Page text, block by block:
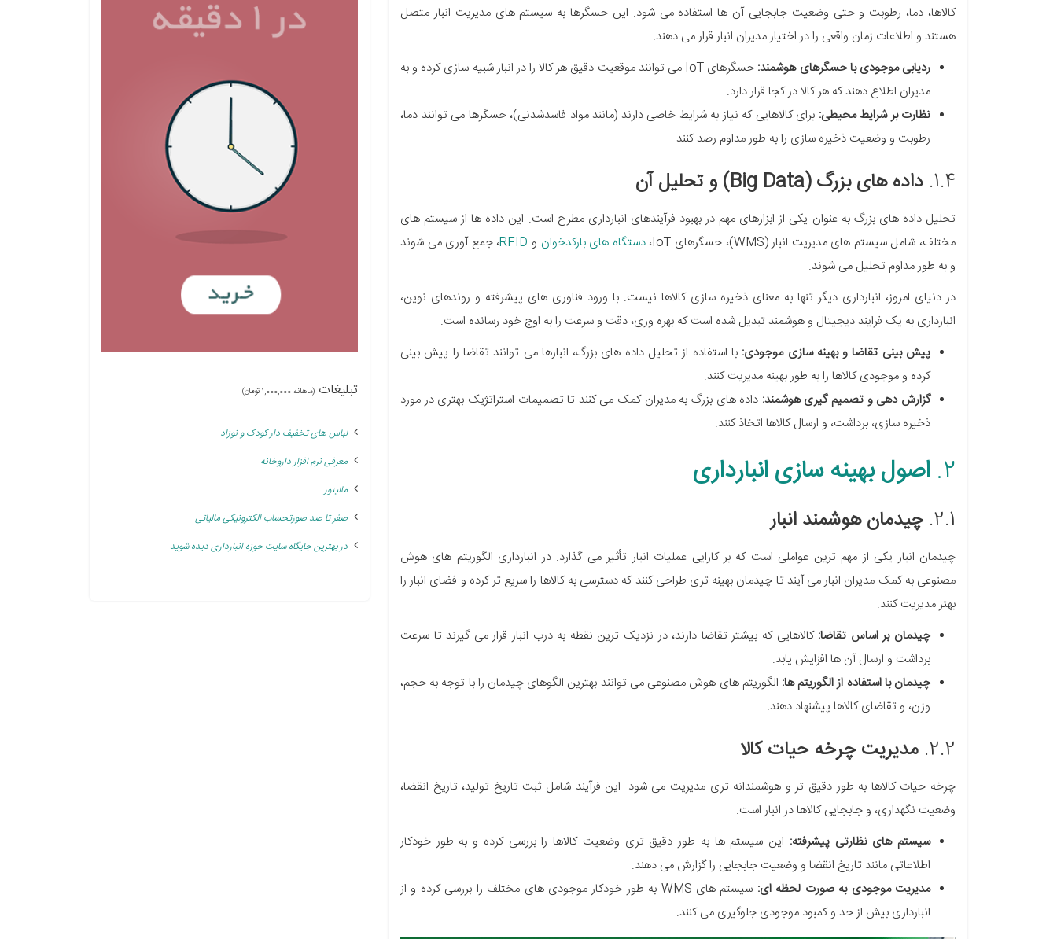
کالاها، دما، رطوبت و حتی وضعیت جابجایی آن ها استفاده می شود. این حسگرها به سیستم های مدیریت انبار متصل
هستند و اطلاعات زمان واقعی را در اختیار مدیران انبار قرار می دهند.
ردیابی موجودی با حسگرهای هوشمند:
حسگرهای IoT می توانند موقعیت دقیق هر کالا را در انبار شبیه سازی کرده و به
مدیران اطلاع دهند که هر کالا در کجا قرار دارد.
نظارت بر شرایط محیطی: برای کالاهایی که نیاز به شرایط خاصی دارند (مانند مواد فاسدشدنی)، حسگرها می توانند دما،
رطوبت و وضعیت ذخیره سازی را به طور مداوم رصد کنند.
1.4. داده های بزرگ (Big Data) و تحلیل آن
تحلیل داده های بزرگ به عنوان یکی از ابزارهای مهم در بهبود فرآیندهای انبارداری مطرح است. این داده ها از سیستم های
مختلف، شامل سیستم های مدیریت انبار (WMS)، حسگرهای IoT،
دستگاه های بارکدخوان و RFID، جمع آوری می شوند
و به طور مداوم تحلیل می شوند.
در دنیای امروز، انبارداری دیگر تنها به معنای ذخیره سازی کالاها نیست. با ورود فناوری های پیشرفته و روندهای نوین،
انبارداری به یک فرایند دیجیتال و هوشمند تبدیل شده است که بهره وری، دقت و سرعت را به اوج خود رسانده است.
پیش بینی تقاضا و بهینه سازی موجودی: با استفاده از تحلیل داده های بزرگ، انبارها می توانند تقاضا را پیش بینی
کرده و موجودی کالاها را به طور بهینه مدیریت کنند.
گزارش دهی و تصمیم گیری هوشمند: داده های بزرگ به مدیران کمک می کنند تا تصمیمات استراتژیک بهتری در مورد
ذخیره سازی، برداشت، و ارسال کالاها اتخاذ کنند.
2. اصول بهینه سازی انبارداری
2.1. چیدمان هوشمند انبار
چیدمان انبار یکی از مهم ترین عواملی است که بر کارایی عملیات انبار تأثیر می گذارد. در انبارداری الگوریتم های هوش
مصنوعی به کمک مدیران انبار می آیند تا چیدمان بهینه تری طراحی کنند که دسترسی به کالاها را سریع تر کرده و فضای انبار را
بهتر مدیریت کنند.
چیدمان بر اساس تقاضا: کالاهایی که بیشتر تقاضا دارند، در نزدیک ترین نقطه به درب انبار قرار می گیرند تا سرعت
برداشت و ارسال آن ها افزایش یابد.
چیدمان با استفاده از الگوریتم ها: الگوریتم های هوش مصنوعی می توانند بهترین الگوهای چیدمان را با توجه به حجم،
وزن، و تقاضای کالاها پیشنهاد دهند.
2.2. مدیریت چرخه حیات کالا
چرخه حیات کالاها به طور دقیق تر و هوشمندانه تری مدیریت می شود. این فرآیند شامل ثبت تاریخ تولید، تاریخ انقضا،
وضعیت نگهداری، و جابجایی کالاها در انبار است.
سیستم های نظارتی پیشرفته: این سیستم ها به طور دقیق تری وضعیت کالاها را بررسی کرده و به طور خودکار
اطلاعاتی مانند تاریخ انقضا و وضعیت جابجایی را گزارش می دهند.
مدیریت موجودی به صورت لحظه ای:
سیستم های WMS به طور خودکار موجودی های مختلف را بررسی کرده و از
انبارداری بیش از حد و کمبود موجودی جلوگیری می کنند.
تبلیغات (ماهانه 1,000,000 تومان)
لباس های تخفیف دار کودک و نوزاد
معرفی نرم افزار داروخانه
مالیتور
صفر تا صد صورتحساب الکترونیکی مالیاتی
در بهترین جایگاه سایت حوزه انبارداری دیده شوید